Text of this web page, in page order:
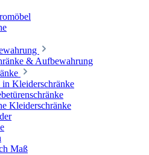
& Aufbewahrung
in Kleiderschränke
Kleiderschränke
Maß